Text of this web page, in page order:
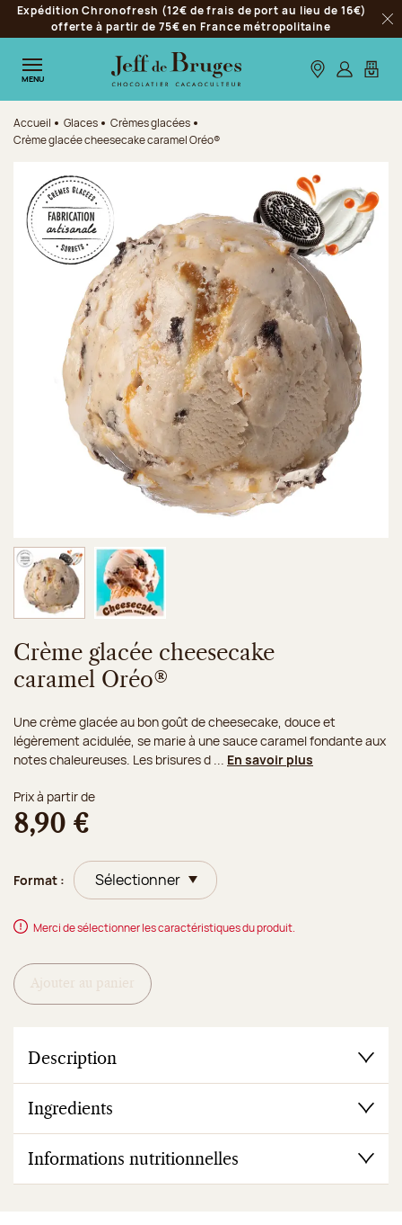
Aller à la navigation
Aller au contenu principal
Aller au pied de page
Expédition Chronofresh (12€ de frais de port au lieu de 16€)
offerte à partir de 75€ en France métropolitaine
MENU Nos boutiques
S’identifier
Mon
Accueil Glaces
Crèmes glacées
Crème glacée cheesecake caramel Oréo®
Image 1 sur 2
Crème glacée cheesecake
caramel Oréo®
Une crème glacée au bon goût de cheesecake, douce et
légèrement acidulée, se marie à une sauce caramel fondante aux
notes chaleureuses. Les brisures d ... En savoir plus
Prix à partir de
8,90 €
Format :
Merci de sélectionner les caractéristiques du produit.
Ajouter au panier
Description
Ingredients
Informations nutritionnelles